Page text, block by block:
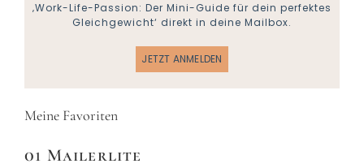
‚Work-Life-Passion: Der Mini-Guide für dein perfektes
Gleichgewicht‘ direkt in deine Mailbox.
JETZT ANMELDEN
Meine Favoriten
01 Mailerlite